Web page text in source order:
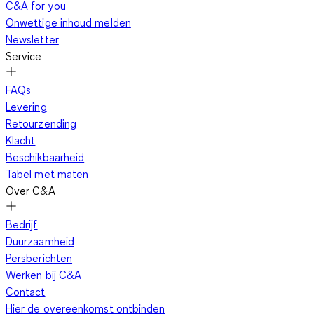
Een rompertje geeft zoveel bewegingsvrijheid omdat het uit
één stuk bestaat. Het broekje en hemdje zitten dus aan elkaar
vast en is eigenlijk een jumpsuit maar dan voor je kleintje
toch makkelijk de luiers te kunnen verschonen, hebben
rompertjes drukknoopjes aan de onderkant.
kiezen voor hun pasgeboren baby voor een overslagromper.
Deze kun je namelijk helemaal openen met drukknoopjes aan
de zijkant. Zo hoef je de overslag romper niet over het hoofd
van je kindje te trekken. Hoewel de baby in deze babykleding
er lekker op los kan trappelen, blijft de luier toch op zijn plaats.
Zo heb je minder kans dat deze gaat lekken. Verder zijn
rompers aan te raden zodat de rug van je kindje niet bloot
komt te liggen. Al woelt en trappelt je kleine nog zo hard, zijn
of haar rugje blijft lekker warm. Ook wordt ieder armpje
beschermd tegen de koude door een lange mouw. Is het een
warme zomerdag? Dan kun je voor een mouwloos exemplaar
kiezen.
C&A for you
Onwettige inhoud melden
Newsletter
Service
FAQs
Levering
Retourzending
Klacht
Beschikbaarheid
Tabel met maten
Over C&A
Bedrijf
Duurzaamheid
Persberichten
Werken bij C&A
Contact
Hier de overeenkomst ontbinden